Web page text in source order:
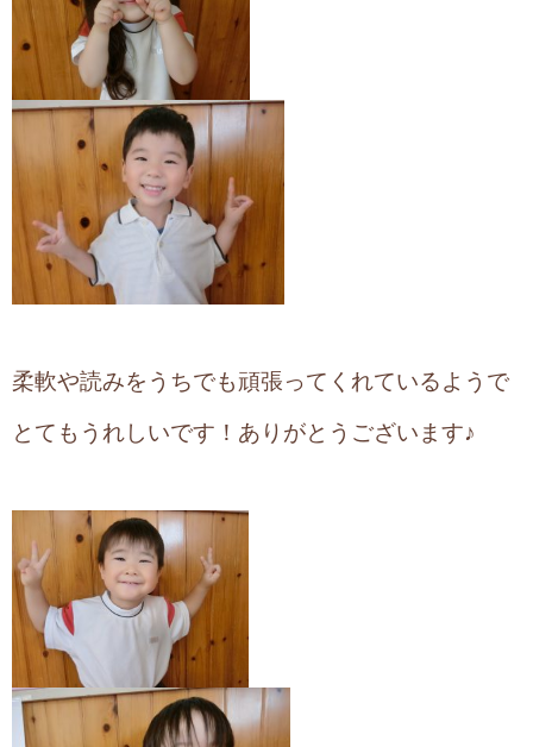
柔軟や読みをうちでも頑張ってくれているようで
とてもうれしいです！ ありがとうございます♪